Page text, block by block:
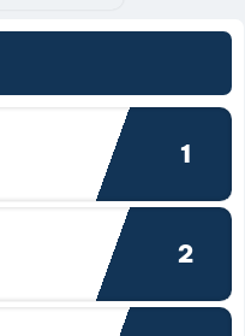
1
2